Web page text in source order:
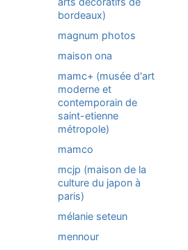
bordeaux)
magnum photos
maison ona
mamc+ (musée d'art
moderne et
contemporain de
saint-etienne
métropole)
mamco
mcjp (maison de la
culture du japon à
paris)
mélanie seteun
mennour